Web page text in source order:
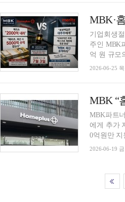
기업회생
주인 MBK
억 원 규모
2026-06-25
MBK “
MBK파트
에게 추가
0억원만
2026-06-19